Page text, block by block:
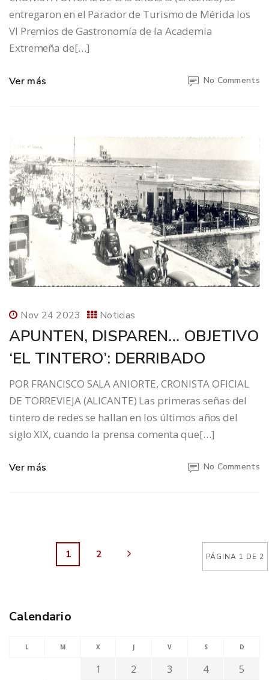
entregaron en el Parador de Turismo de Mérida los
VI Premios de Gastronomía de la Academia
Extremeña de[…]
Ver más No Comments
Nov 24 2023 Noticias
APUNTEN, DISPAREN… OBJETIVO
‘EL TINTERO’: DERRIBADO
POR FRANCISCO SALA ANIORTE, CRONISTA OFICIAL
DE TORREVIEJA (ALICANTE) Las primeras señas del
tintero de redes se hallan en los últimos años del
siglo XIX, cuando la prensa comenta que[…]
Ver más No Comments
PÁGINA 1 DE 2
1 2
Calendario
L M X J V S D
1 2 3 4
5